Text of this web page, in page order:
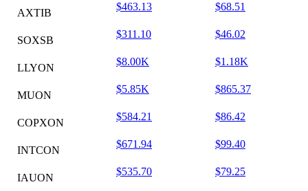
AXTIB
$463.13 $68.51
SOXSB
$311.10 $46.02
LLYON
$8.00K $1.18K
MUON
$5.85K $865.37
COPXON
$584.21 $86.42
INTCON
$671.94 $99.40
IAUON
$535.70 $79.25